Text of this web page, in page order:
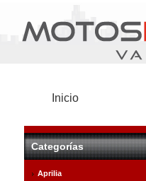
Inicio
Categorías
Aprilia